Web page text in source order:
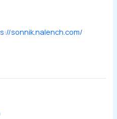
sonnik.nalench.com/